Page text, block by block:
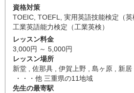
資格対策
TOEIC TOEFL 実用英語技能検定（英
工業英語能力検定（工業英検）
レッスン料金
3,000円 ～ 5,000円
レッスン場所
新堂 , 佐那具 , 伊賀上野 , 島ヶ原 , 新
・・・他 三重県の11地域
先生の最寄駅